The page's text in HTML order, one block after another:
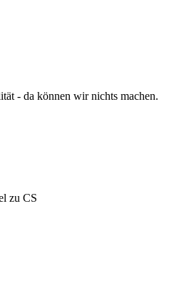
- da können wir nichts machen.
zu CS